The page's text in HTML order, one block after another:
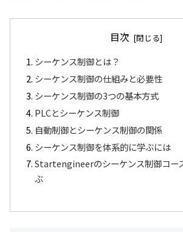
目次
シーケンス制御とは？
シーケンス制御の仕組みと必要性
シーケンス制御の3つの基本方式
PLCとシーケンス制御
自動制御とシーケンス制御の関係
シーケンス制御を体系的に学ぶには
Startengineerのシーケンス制御コー
ぶ